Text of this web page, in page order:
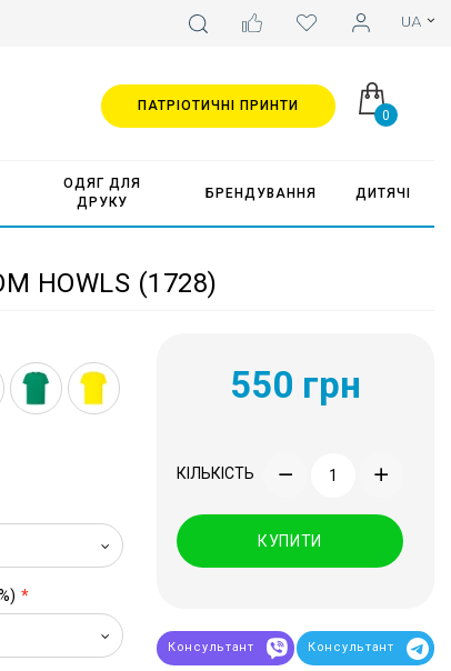
0
ОДЯГ ДЛЯ
ДРУКУ
БРЕНДУВАННЯ ДИТЯЧІ
ПАТРІОТИЧНІ ПРИНТИ
HOWLS (1728)
550 грн
КІЛЬКІСТЬ
КУПИТИ
Консультант Консультант